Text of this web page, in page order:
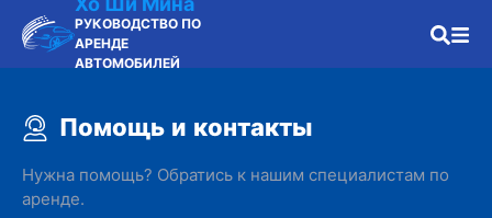
РУКОВОДСТВО ПО
АРЕНДЕ
АВТОМОБИЛЕЙ
Помощь и контакты
Нужна помощь? Обратись к нашим специалистам по
аренде.